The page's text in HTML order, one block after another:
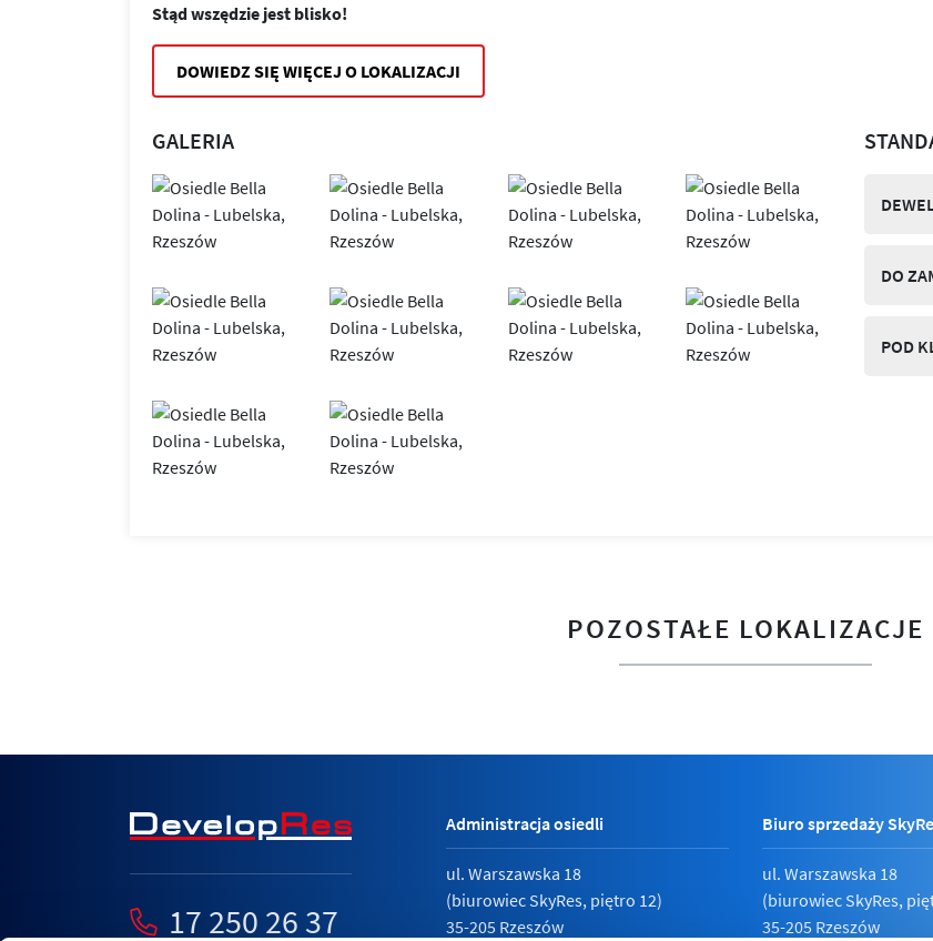
Stąd wszędzie jest blisko!
DOWIEDZ SIĘ WIĘCEJ O LOKALIZACJI
GALERIA
DO
POD
POZOSTAŁE LOKALIZACJE
17 250 26 37
Administracja osiedli
ul. Warszawska 18
(biurowiec SkyRes, piętro 12)
35-205 Rzeszów
Biuro sprzedaży
ul. Warszawska 18
(biurowiec SkyRes,
35-205 Rzeszów